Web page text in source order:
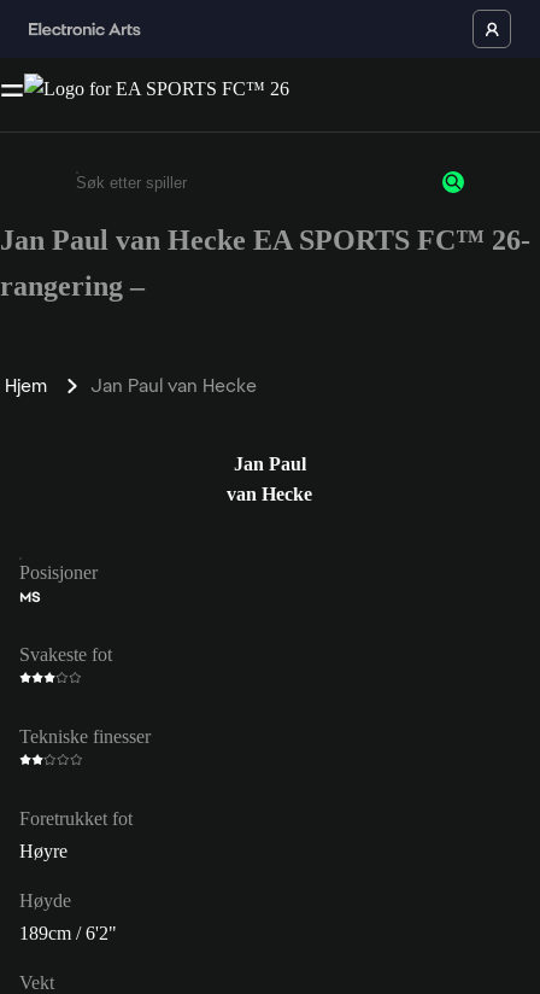
Enter a minimum of 3 characters or numbers
Jan Paul van Hecke EA SPORTS FC™ 26-
rangering –
Hjem Jan Paul van Hecke
Jan Paul
van Hecke
Posisjoner
MS
Svakeste fot
Tekniske finesser
Foretrukket fot
Høyre
Høyde
189cm / 6'2"
Vekt